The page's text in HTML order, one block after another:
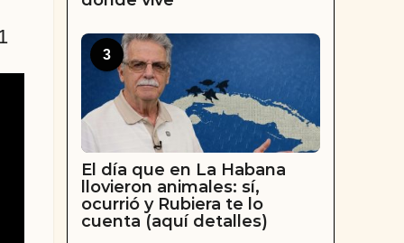
3
El día que en La Habana
llovieron animales: sí,
ocurrió y Rubiera te lo
cuenta (aquí detalles)